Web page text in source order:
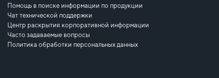
Помощь в поиске информации по продукции
Чат технической поддержки
Центр раскрытия корпоративной информации
Часто задаваемые вопросы
Политика обработки персональных данных